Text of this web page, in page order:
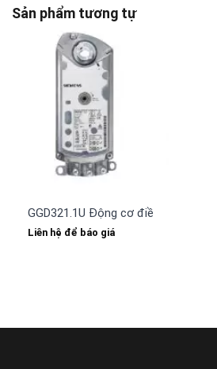
Sản phẩm tương tự
GGD321.1U Động cơ điều khiển van
Liên hệ để báo giá